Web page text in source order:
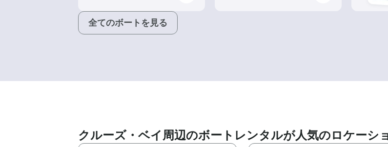
全てのボートを見る
クルーズ・ベイ周辺のボートレンタルが人気のロケーシ